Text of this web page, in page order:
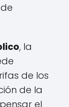
, la
de los
de la
el